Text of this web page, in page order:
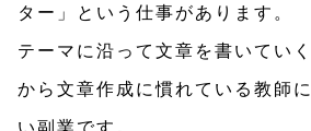
ター」という仕事があります。
テーマに沿って文章を書いてい
から文章作成に慣れている教師